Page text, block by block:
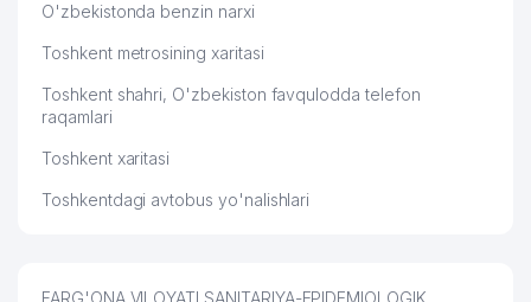
O'zbekistonda benzin narxi
Toshkent metrosining xaritasi
Toshkent shahri, O'zbekiston favqulodda telefon
raqamlari
Toshkent xaritasi
Toshkentdagi avtobus yo'nalishlari
FARG'ONA VILOYATI SANITARIYA-EPIDEMIOLOGIK